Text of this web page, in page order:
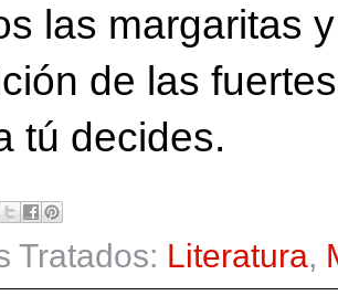
las margaritas
de las
tú decides.
Tratados: Literatura,